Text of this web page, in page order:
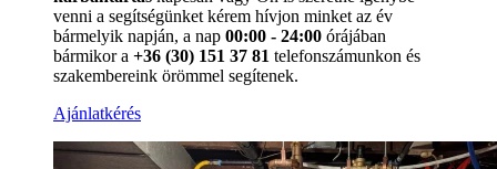
venni a segítségünket kérem hívjon minket az év
bármelyik napján, a nap 00:00 - 24:00 órájában
bármikor a +36 (30) 151 37 81 telefonszámunkon és
szakembereink örömmel segítenek.
Ajánlatkérés